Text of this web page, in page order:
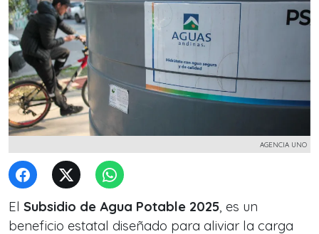
AGENCIA UNO
El Subsidio de Agua Potable 2025, es un
beneficio estatal diseñado para aliviar la carga